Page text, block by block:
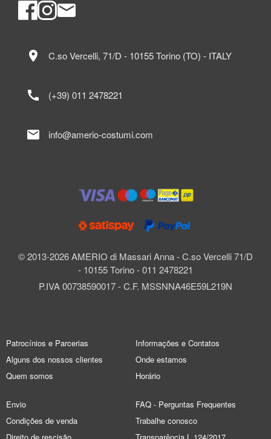
© 2013-2026 AMERIO di Massari Anna - C.so Vercelli 71/D
- 10155 Torino - 011 2478221
P.IVA 00738590017 - C.F. MSSNNA46E59L219N
location_on C.so Vercelli, 71/D - 10155 Torino (TO) - ITALY
call (+39) 011 2478221
mail info@amerio-costumi.com
Patrocínios e Parcerias
Alguns dos nossos clientes
Quem somos
Informações e Contatos
Onde estamos
Horário
Envio
Condições de venda
FAQ - Perguntas Frequentes
Trabalhe conosco